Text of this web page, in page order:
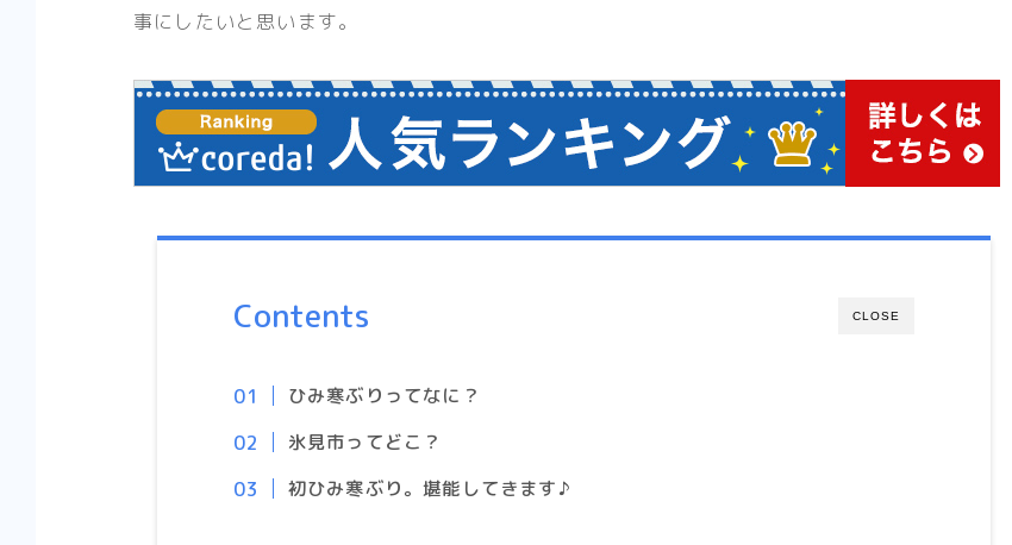
事にしたいと思います。
CLOSE
Contents
ひみ寒ぶりってなに？
氷見市ってどこ？
初ひみ寒ぶり。堪能してきます♪